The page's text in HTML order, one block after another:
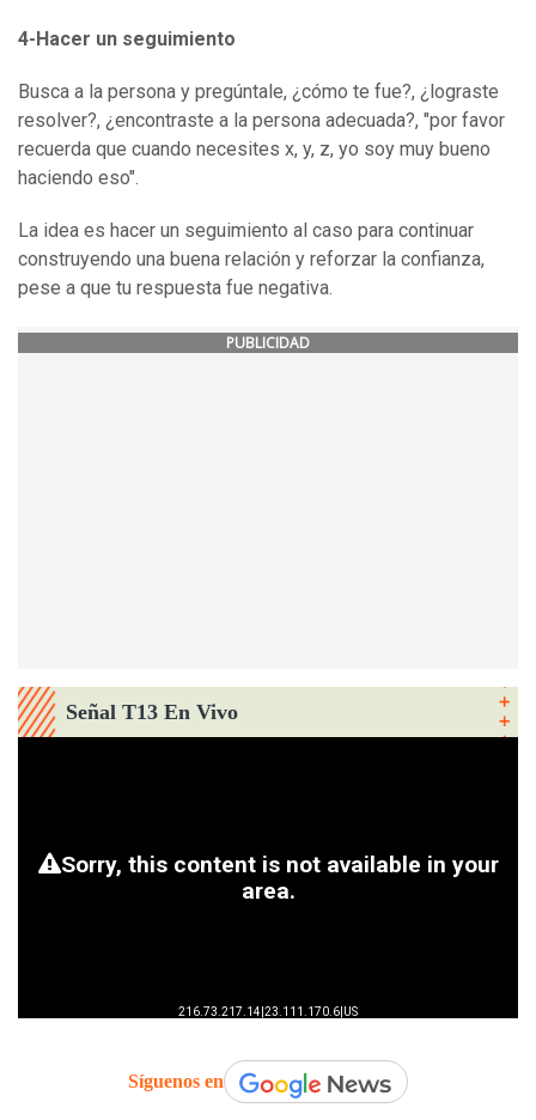
4- Hacer un seguimiento
Busca a la persona y pregúntale, ¿cómo te fue?, ¿lograste
resolver?, ¿encontraste a la persona adecuada?, "por favor
recuerda que cuando necesites x, y, z, yo soy muy bueno
haciendo eso".
La idea es hacer un seguimiento al caso para continuar
construyendo una buena relación y reforzar la confianza,
pese a que tu respuesta fue negativa.
PUBLICIDAD
Señal T13 En Vivo
Síguenos en